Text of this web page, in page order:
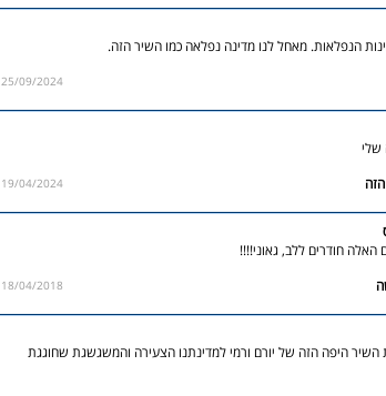
הנפלאות. מאחל לנו מדינה נפלאה כמו השיר הזה.
25/09/2024 - 10:41
שלי
19/04/2024 - 18:08
האלה חודרים ללב, גאוני!!!!
18/04/2018 - 23:42
היפה הזה של יורם ורמי למדינתנו הצעירה והמשגשגת שחוגגת